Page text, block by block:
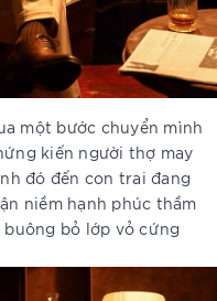
một bước chuyển mình
kiến người thợ may
đó đến con trai đang
niềm hạnh phúc thầm
bỏ lớp vỏ cứng